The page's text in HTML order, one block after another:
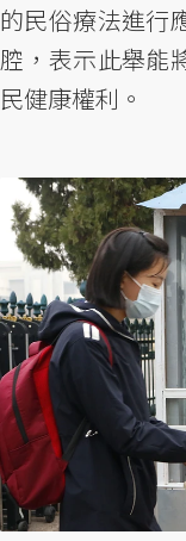
的民俗療法進行
腔，表示此舉能
民健康權利。